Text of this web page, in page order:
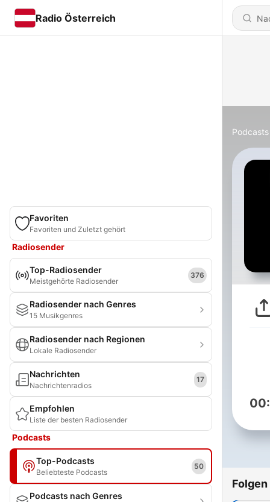
Radio Österreich
Favoriten
Favoriten und Zuletzt gehört
Radiosender
Top-Radiosender
Meistgehörte Radiosender
376
Radiosender nach Genres
15 Musikgenres
Radiosender nach Regionen
Lokale Radiosender
Nachrichten
Nachrichtenradios
17
Empfohlen
Liste der besten Radiosender
Podcasts
Top-Podcasts
Beliebteste Podcasts
50
Podcasts nach Genres
Podcasts
Folgen